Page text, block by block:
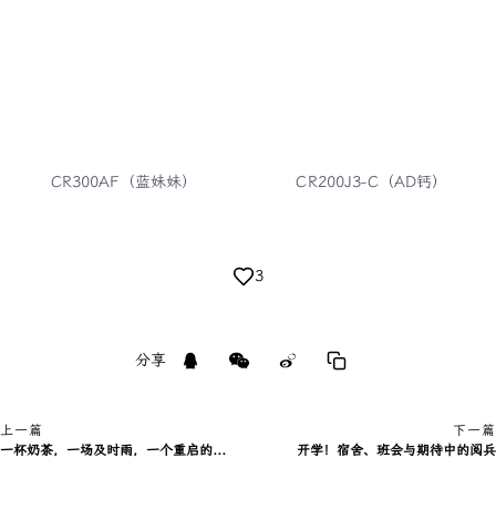
CR300AF（蓝妹妹） CR200J3-C（AD钙）
3
分享
上一篇
一杯奶茶，一场及时雨，一个重启的校园卡
下一篇
开学！宿舍、班会与期待中的阅兵